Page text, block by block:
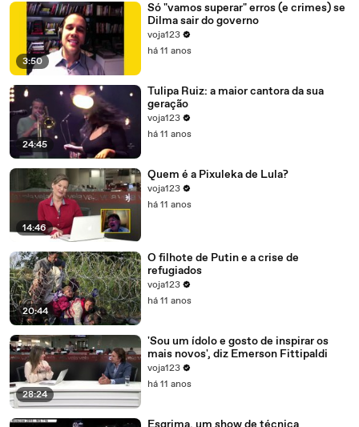
3:50
Só "vamos superar" erros (e crimes) se
Dilma sair do governo
voja123
há 11 anos
24:45
Tulipa Ruiz: a maior cantora da sua
geração
voja123
há 11 anos
14:46
Quem é a Pixuleka de Lula?
voja123
há 11 anos
20:44
O filhote de Putin e a crise de
refugiados
voja123
há 11 anos
28:24
'Sou um ídolo e gosto de inspirar os
mais novos', diz Emerson Fittipaldi
voja123
há 11 anos